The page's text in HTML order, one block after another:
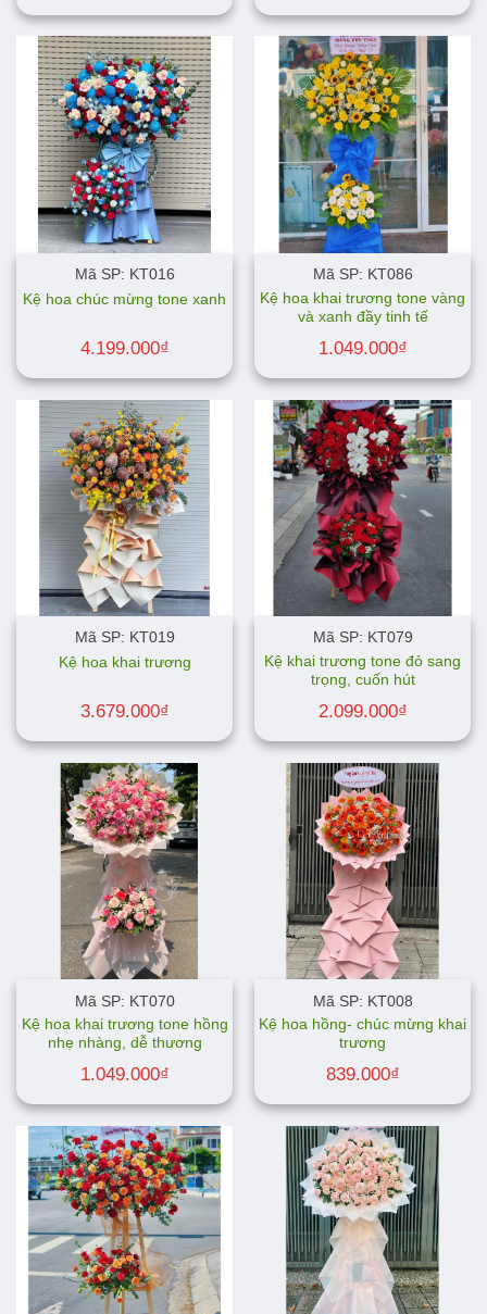
Mã SP: KT016
Kệ hoa chúc mừng tone xanh
4.199.000₫
Mã SP: KT086
Kệ hoa khai trương tone vàng
và xanh đầy tinh tế
1.049.000₫
Mã SP: KT019
Kệ hoa khai trương
3.679.000₫
Mã SP: KT079
Kệ khai trương tone đỏ sang
trọng, cuốn hút
2.099.000₫
Mã SP: KT070
Kệ hoa khai trương tone hồng
nhẹ nhàng, dễ thương
1.049.000₫
Mã SP: KT008
Kệ hoa hồng- chúc mừng khai
trương
839.000₫